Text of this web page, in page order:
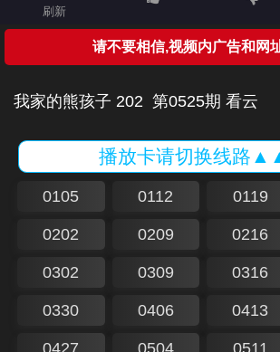
刷新
请不要相信,视频内广告和网
我家的熊孩子 202 第0525期 看云
播放卡请切换线路
0105 0112 0119
0202 0209 0216
0302 0309 0316
0330 0406 0413
0427 0504 0511